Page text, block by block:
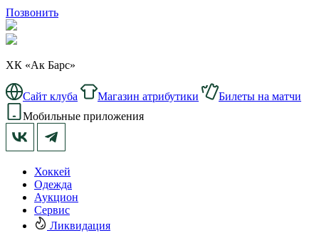
Позвонить
ХК «Ак Барс»
Сайт клуба Магазин атрибутики
Билеты на матчи
Мобильные приложения
Хоккей
Одежда
Аукцион
Сервис
Ликвидация